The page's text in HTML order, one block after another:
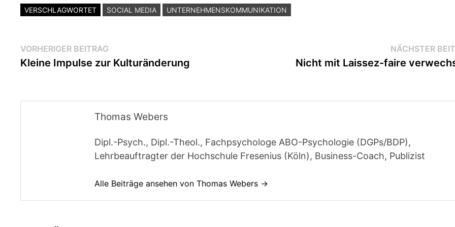
VERSCHLAGWORTET SOCIAL MEDIA UNTERNEHMENSKOMMUNIKATION
Beitragsnavigation
VORHERIGER BEITRAG
Beitrag:
Kleine Impulse zur Kulturänderung
NÄCHSTER
Nicht mit Laissez-faire
Thomas Webers
Dipl.-Psych., Dipl.-Theol., Fachpsychologe ABO-Psychologie (DGPs/BDP),
Lehrbeauftragter der Hochschule Fresenius (Köln), Business-Coach, Publizist
Alle Beiträge ansehen von Thomas Webers →